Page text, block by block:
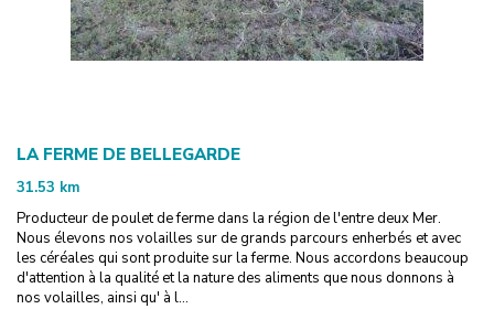
LA FERME DE BELLEGARDE
31.53 km
Producteur de poulet de ferme dans la région de l'entre deux Mer.
Nous élevons nos volailles sur de grands parcours enherbés et avec
les céréales qui sont produite sur la ferme. Nous accordons beaucoup
d'attention à la qualité et la nature des aliments que nous donnons à
nos volailles, ainsi qu' à l...